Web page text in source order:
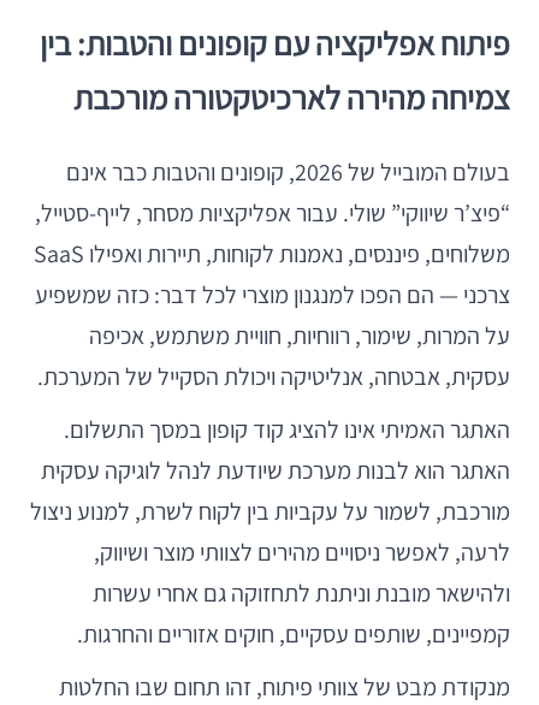
פיתוח אפליקציה עם קופונים והטבות: בין
צמיחה מהירה לארכיטקטורה מורכבת
בעולם המובייל של 2026, קופונים והטבות כבר אינם
“פיצ’ר שיווקי” שולי. עבור אפליקציות מסחר, לייף-סטייל,
משלוחים, פיננסים, נאמנות לקוחות, תיירות ואפילו SaaS
צרכני — הם הפכו למנגנון מוצרי לכל דבר: כזה שמשפיע
על המרות, שימור, רווחיות, חוויית משתמש, אכיפה
עסקית, אבטחה, אנליטיקה ויכולת הסקייל של המערכת.
האתגר האמיתי אינו להציג קוד קופון במסך התשלום.
האתגר הוא לבנות מערכת שיודעת לנהל לוגיקה עסקית
מורכבת, לשמור על עקביות בין לקוח לשרת, למנוע ניצול
לרעה, לאפשר ניסויים מהירים לצוותי מוצר ושיווק,
ולהישאר מובנת וניתנת לתחזוקה גם אחרי עשרות
קמפיינים, שותפים עסקיים, חוקים אזוריים והחרגות.
מנקודת מבט של צוותי פיתוח, זהו תחום שבו החלטות